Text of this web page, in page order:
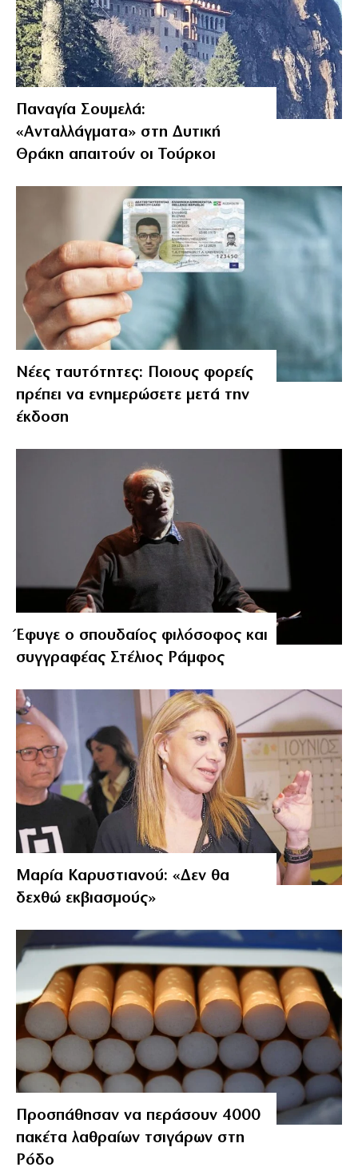
Παναγία Σουμελά:
«Ανταλλάγματα» στη Δυτική
Θράκη απαιτούν οι Τούρκοι
Νέες ταυτότητες: Ποιους φορείς
πρέπει να ενημερώσετε μετά την
έκδοση
Έφυγε ο σπουδαίος φιλόσοφος και
συγγραφέας Στέλιος Ράμφος
Μαρία Καρυστιανού: «Δεν θα
δεχθώ εκβιασμούς»
Προσπάθησαν να περάσουν 4000
πακέτα λαθραίων τσιγάρων στη
Ρόδο